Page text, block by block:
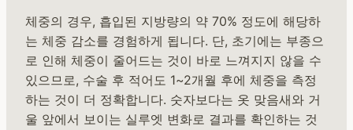
체중의 경우, 흡입된 지방량의 약 70% 정도에 해당하
는 체중 감소를 경험하게 됩니다. 단, 초기에는 부종으
로 인해 체중이 줄어드는 것이 바로 느껴지지 않을 수
있으므로, 수술 후 적어도 1~2개월 후에 체중을 측정
하는 것이 더 정확합니다. 숫자보다는 옷 맞음새와 거
울 앞에서 보이는 실루엣 변화로 결과를 확인하는 것